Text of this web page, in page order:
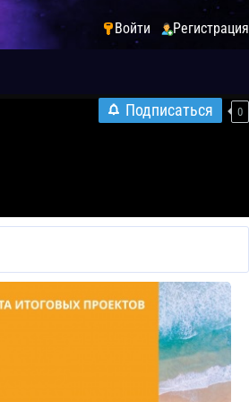
Войти Регистрация
Подписаться 0